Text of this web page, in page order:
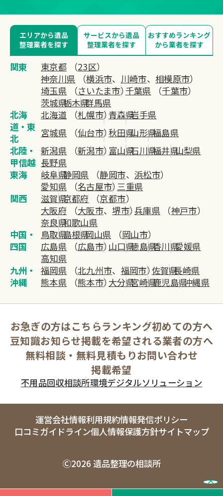
エリアから遺品
整理業者を探す
サービスから遺品
整理業者を探す
おすすめランキング
から業者を探す
関東 東京都 （23区）
神奈川県 （横浜市、 川崎市、 相模原市）
埼玉県 （さいたま市）千葉県 （千葉市）
茨城県栃木県群馬県
北海
道・東
北
北海道 （札幌市）青森県岩手県
宮城県 （仙台市）秋田県山形県福島県
北陸・
甲信越
新潟県 （新潟市）富山県石川県福井県山梨県
長野県
東海
岐阜県静岡県 （静岡市、 浜松市）
愛知県 （名古屋市）三重県
関西
滋賀県京都府 （京都市）
大阪府 （大阪市、堺市）兵庫県（神戸市）
奈良県和歌山県
中国・
四国
鳥取県島根県岡山県 （岡山市）
広島県 （広島市）山口県徳島県香川県愛媛県
高知県
九州・
沖縄
福岡県 （北九州市、 福岡市）佐賀県長崎県
熊本県 （熊本市）大分県宮崎県鹿児島県沖縄県
お急ぎの方はこちらランキング初めての方へ
豆知識お知らせ掲載を希望される業者の方へ
無料相談・無料見積もりお問い合わせ
掲載希望
不用品回収相談所環境デジタルソリューション
運営会社情報利用規約情報発信ポリシー
口コミガイドライン個人情報保護方針サイトマップ
Ⓒ2026 遺品整理の相談所